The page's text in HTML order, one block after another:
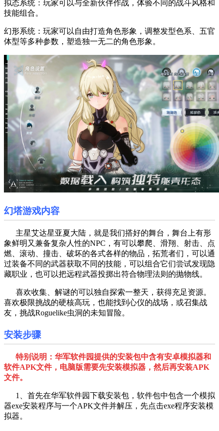
拟态系统：玩家可以与全新伙伴作战，体验不同的战斗风格和
技能组合。
幻形系统：玩家可以自由打造角色形象，调整发型色系、五官
体型等多种参数，塑造独一无二的角色形象。
幻塔游戏内容
主星艾达星亚夏大陆，就是我们搭好的舞台，舞台上有形
象鲜明又兼备复杂人性的NPC，有可以攀爬、滑翔、射击、点
燃、滚动、撞击、破坏的各式各样的物品，拓荒者们，可以通
过装备不同的武器获取不同的技能，可以组合它们尝试发现隐
藏职业，也可以把远程武器投掷出符合物理法则的抛物线。
喜欢收集、解谜的可以独自探索一整天，获得充足资源。
喜欢极限挑战的硬核高玩，也能找到心仪的战场，或召集战
友，挑战Roguelike虫洞的未知冒险。
安装步骤
特别说明：华军软件园提供的安装包中含有安卓模拟器和
软件APK文件，电脑版需要先安装模拟器，然后再安装APK
文件。
1、首先在华军软件园下载安装包，软件包中包含一个模拟
器exe安装程序与一个APK文件并解压，先点击exe程序安装模
拟器。